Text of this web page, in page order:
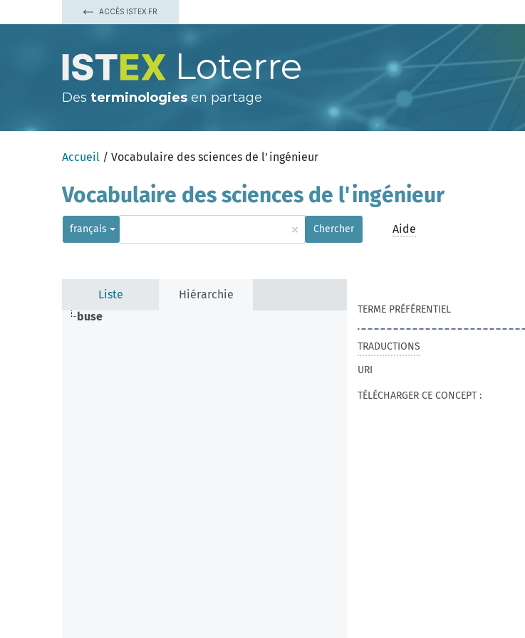
ACCÈS ISTEX.FR
Loterre
Des terminologies en partage
Accueil / Vocabulaire des sciences de l'ingénieur
Vocabulaire des sciences de l'ingénieur
français × Chercher Aide
Liste
Hiérarchie
buse
TERME PRÉFÉRENTIEL
TRADUCTIONS
URI
TÉLÉCHARGER CE CONCEPT :